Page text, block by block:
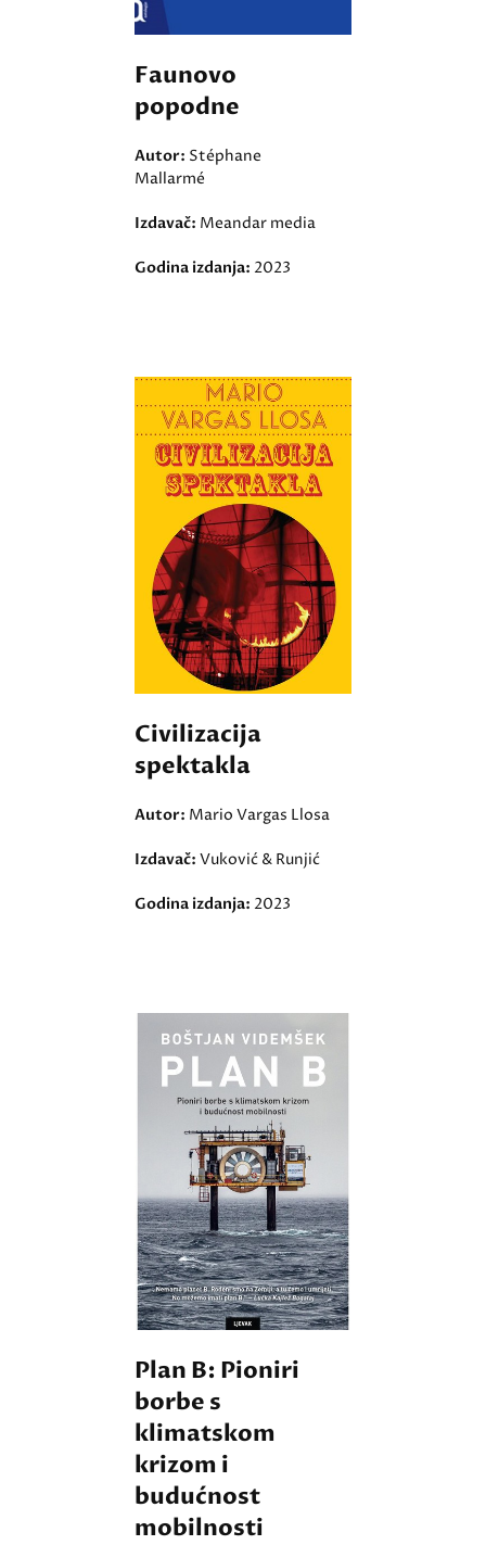
Faunovo
popodne
Autor: Stéphane
Mallarmé
Izdavač: Meandar media
Godina izdanja: 2023
Civilizacija
spektakla
Autor: Mario Vargas Llosa
Izdavač: Vuković & Runjić
Godina izdanja: 2023
Plan B: Pioniri
borbe s
klimatskom
krizom i
budućnost
mobilnosti